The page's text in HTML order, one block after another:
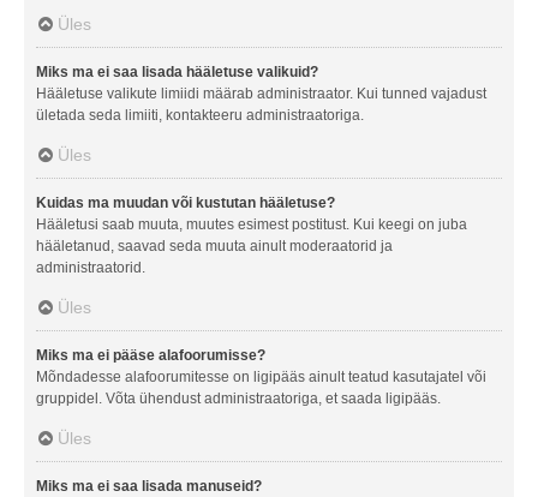
Üles
Miks ma ei saa lisada hääletuse valikuid?
Hääletuse valikute limiidi määrab administraator. Kui tunned vajadust
ületada seda limiiti, kontakteeru administraatoriga.
Üles
Kuidas ma muudan või kustutan hääletuse?
Hääletusi saab muuta, muutes esimest postitust. Kui keegi on juba
hääletanud, saavad seda muuta ainult moderaatorid ja
administraatorid.
Üles
Miks ma ei pääse alafoorumisse?
Mõndadesse alafoorumitesse on ligipääs ainult teatud kasutajatel või
gruppidel. Võta ühendust administraatoriga, et saada ligipääs.
Üles
Miks ma ei saa lisada manuseid?